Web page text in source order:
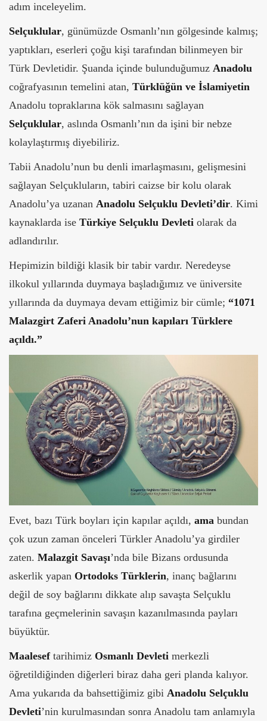
adım inceleyelim.
Selçuklular, günümüzde Osmanlı’nın gölgesinde kalmış;
yaptıkları, eserleri çoğu kişi tarafından bilinmeyen bir
Türk Devletidir. Şuanda içinde bulunduğumuz Anadolu
coğrafyasının temelini atan, Türklüğün ve İslamiyetin
Anadolu topraklarına kök salmasını sağlayan
Selçuklular, aslında Osmanlı’nın da işini bir nebze
kolaylaştırmış diyebiliriz.
Tabii Anadolu’nun bu denli imarlaşmasını, gelişmesini
sağlayan Selçukluların, tabiri caizse bir kolu olarak
Anadolu’ya uzanan Anadolu Selçuklu Devleti’dir. Kimi
kaynaklarda ise Türkiye Selçuklu Devleti olarak da
adlandırılır.
Hepimizin bildiği klasik bir tabir vardır. Neredeyse
ilkokul yıllarında duymaya başladığımız ve üniversite
yıllarında da duymaya devam ettiğimiz bir cümle; “1071
Malazgirt Zaferi Anadolu’nun kapıları Türklere
açıldı.”
Evet, bazı Türk boyları için kapılar açıldı, ama bundan
çok uzun zaman önceleri Türkler Anadolu’ya girdiler
zaten. Malazgit Savaşı’nda bile Bizans ordusunda
askerlik yapan Ortodoks Türklerin, inanç bağlarını
değil de soy bağlarını dikkate alıp savaşta Selçuklu
tarafına geçmelerinin savaşın kazanılmasında payları
büyüktür.
Maalesef tarihimiz Osmanlı Devleti merkezli
öğretildiğinden diğerleri biraz daha geri planda kalıyor.
Ama yukarıda da bahsettiğimiz gibi Anadolu Selçuklu
Devleti’nin kurulmasından sonra Anadolu tam anlamıyla